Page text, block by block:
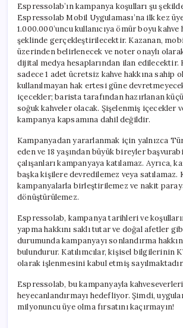
Espressolab’ın kampanya koşulları şu
Espressolab Mobil Uygulaması’na ilk kez
1.000.000’uncu kullanıcıya ömür boyu
şeklinde gerçekleştirilecektir. Kazanan,
üzerinden belirlenecek ve noter onaylı
dijital medya hesaplarından ilan edilecektir.
sadece 1 adet ücretsiz kahve hakkına sahip
kullanılmayan hak ertesi güne
içecekler; barista tarafından hazırlanan
soğuk kahveler olacak. Şişelenmiş içecekler
kampanya kapsamına dahil değildir.
Kampanyadan yararlanmak için yalnızca
eden ve 18 yaşından büyük bireyler
çalışanları kampanyaya katılamaz. Ayrıca,
başka kişilere devredilemez veya satılamaz.
kampanyalarla birleştirilemez ve nakit
dönüştürülemez.
Espressolab, kampanya tarihleri ve
yapma hakkını saklı tutar ve doğal afetler
durumunda kampanyayı sonlandırma
bulundurur. Katılımcılar, kişisel bilgilerinin
olarak işlenmesini kabul etmiş sayılmaktadır.
Espressolab, bu kampanyayla kahveseverleri
heyecanlandırmayı hedefliyor. Şimdi,
milyonuncu üye olma fırsatını kaçırmayın!